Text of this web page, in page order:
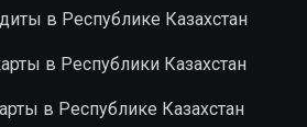
в Республике Казахстан
в Республики Казахстан
в Республике Казахстан